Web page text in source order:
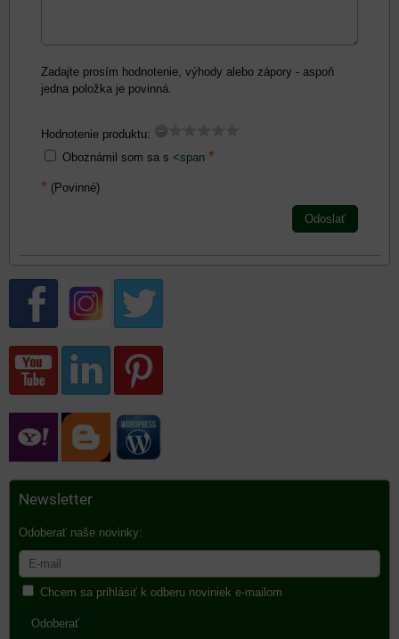
Zadajte prosím hodnotenie, výhody alebo zápory - aspoň
jedna položka je povinná.
Hodnotenie produktu:
Oboznámil som sa s <span *
* (Povinné)
Odoslať
Newsletter
Odoberať naše novinky:
Chcem sa prihlásiť k odberu noviniek e-mailom
Odoberať